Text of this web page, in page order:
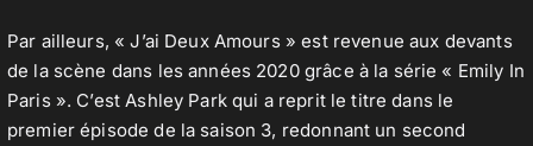
Par ailleurs, « J’ai Deux Amours » est revenue aux devants
de la scène dans les années 2020 grâce à la série « Emily In
Paris ». C’est Ashley Park qui a reprit le titre dans le
premier épisode de la saison 3, redonnant un second